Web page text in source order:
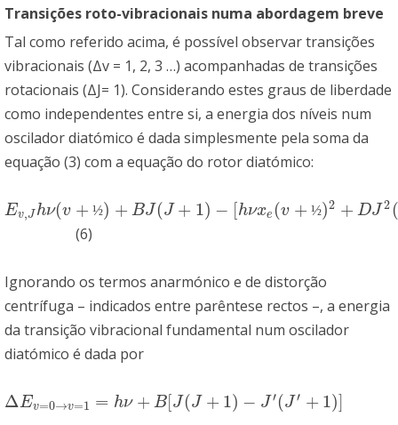
Transições roto-vibracionais numa abordagem breve
Tal como referido acima, é possível observar transições
vibracionais (Δv = 1, 2, 3 …) acompanhadas de transições
rotacionais (ΔJ= 1). Considerando estes graus de liberdade
como independentes entre si, a energia dos níveis num
oscilador diatómico é dada simplesmente pela soma da
equação (3) com a equação do rotor diatómico:
Ev,J hν(v + ½) + BJ(J + 1) − [hνxe (v + ½)2 + DJ2 (
Ev,J hν(v+½ )+ BJ( +1 )−[hνxe(v +½ 2+ DJ2(J+1)2 ]
(6)
Ignorando os termos anarmónico e de distorção
centrífuga – indicados entre parêntese rectos –, a energia
da transição vibracional fundamental num oscilador
diatómico é dada por
ΔEv=0→v=1 = hν + B[J(J + 1) − J′(J′ + 1)]
ΔEv=0→v=1= hν +B[J (J+ 1)−J′(J′+ 1)]